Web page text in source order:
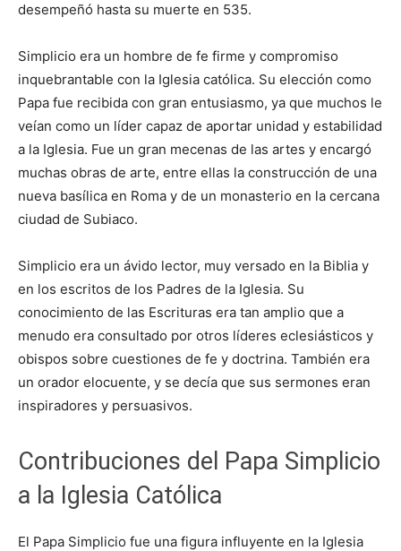
desempeñó hasta su muerte en 535.
Simplicio era un hombre de fe firme y compromiso
inquebrantable con la Iglesia católica. Su elección como
Papa fue recibida con gran entusiasmo, ya que muchos le
veían como un líder capaz de aportar unidad y estabilidad
a la Iglesia. Fue un gran mecenas de las artes y encargó
muchas obras de arte, entre ellas la construcción de una
nueva basílica en Roma y de un monasterio en la cercana
ciudad de Subiaco.
Simplicio era un ávido lector, muy versado en la Biblia y
en los escritos de los Padres de la Iglesia. Su
conocimiento de las Escrituras era tan amplio que a
menudo era consultado por otros líderes eclesiásticos y
obispos sobre cuestiones de fe y doctrina. También era
un orador elocuente, y se decía que sus sermones eran
inspiradores y persuasivos.
Contribuciones del Papa Simplicio
a la Iglesia Católica
El Papa Simplicio fue una figura influyente en la Iglesia